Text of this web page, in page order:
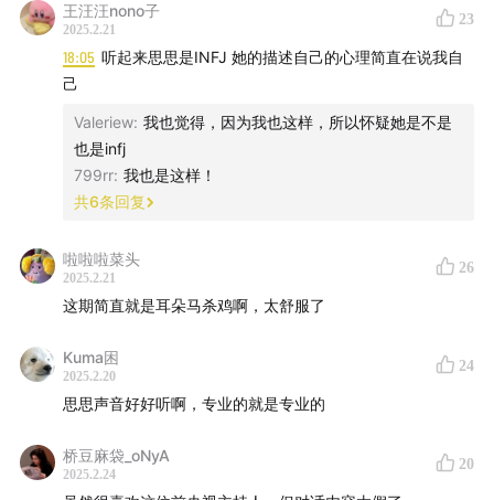
王汪汪nono子
2025.2.21
23
18:05 听起来思思是INFJ 她的描述自己的心理简直在说我自
己
Valeriew: 我也觉得，因为我也这样，所以怀疑她是不是
也是infj
799rr: 我也是这样！
共6条回复
啦啦啦菜头
2025.2.21
26
这期简直就是耳朵马杀鸡啊，太舒服了
Kuma困
2025.2.20
24
思思声音好好听啊，专业的就是专业的
桥豆麻袋_oNyA
2025.2.24
20